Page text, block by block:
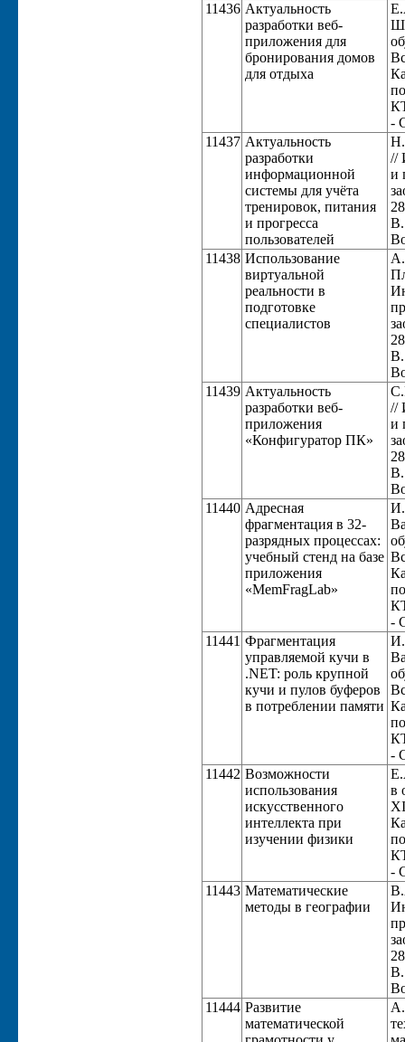
11436 Актуальность
разработки веб-
приложения для
бронирования домов
для отдыха
-
11437 Актуальность
разработки
информационной
системы для учёта
тренировок, питания
и прогресса
пользователей
//
и
11438 Использование
виртуальной
реальности в
подготовке
специалистов
11439 Актуальность
разработки веб-
приложения
«Конфигуратор ПК»
//
и
11440 Адресная
фрагментация в 32-
разрядных процессах:
учебный стенд на базе
приложения
«MemFragLab»
-
11441 Фрагментация
управляемой кучи в
.NET: роль крупной
кучи и пулов буферов
в потреблении памяти
-
11442 Возможности
использования
искусственного
интеллекта при
изучении физики
в
-
11443 Математические
методы в географии
11444 Развитие
математической